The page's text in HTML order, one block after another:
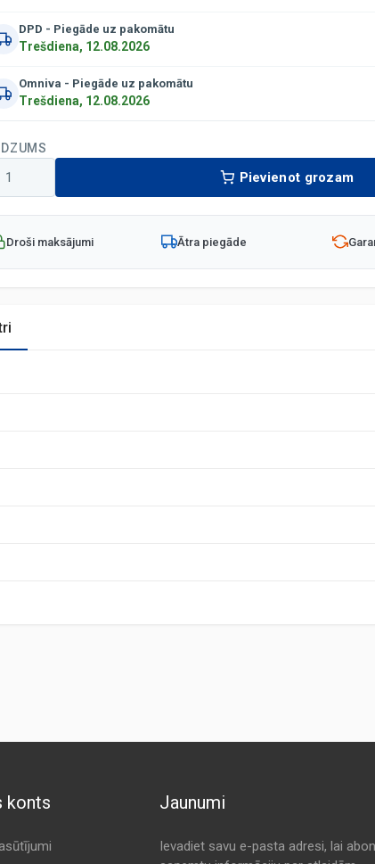
DPD - Piegāde uz pakomātu
Trešdiena, 12.08.2026
Omniva - Piegāde uz pakomātu
Trešdiena, 12.08.2026
Pievienot grozam
Droši maksājumi Ātra piegāde
konts Jaunumi
Ievadiet savu e-pasta adresi, lai